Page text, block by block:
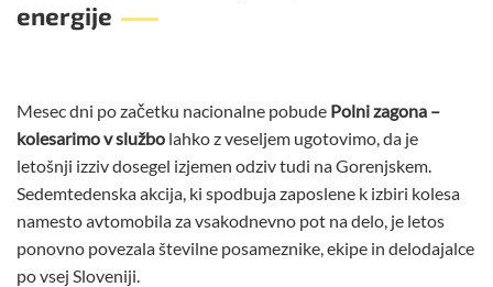
energije
Mesec dni po začetku nacionalne pobude Polni zagona –
kolesarimo v službo lahko z veseljem ugotovimo, da je
letošnji izziv dosegel izjemen odziv tudi na Gorenjskem.
Sedemtedenska akcija, ki spodbuja zaposlene k izbiri kolesa
namesto avtomobila za vsakodnevno pot na delo, je letos
ponovno povezala številne posameznike, ekipe in delodajalce
po vsej Sloveniji.